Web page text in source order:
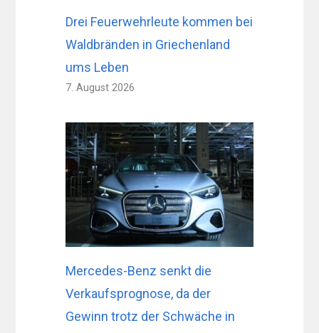
Drei Feuerwehrleute kommen bei
Waldbränden in Griechenland
ums Leben
7. August 2026
Mercedes-Benz senkt die
Verkaufsprognose, da der
Gewinn trotz der Schwäche in